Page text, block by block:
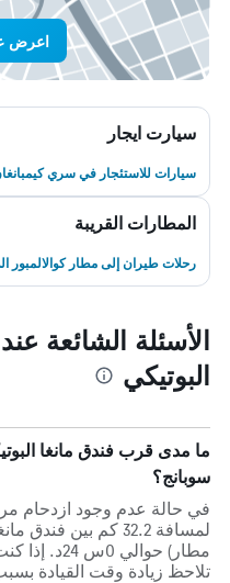
اعرض
سيارت ايجار
سيارات للاستئجار في سري
المطارات القريبة
رحلات طيران إلى مطار كوالالمبور
الأسئلة الشائعة
البوتيكي
ما مدى قرب فندق مانغا
سوبانج؟
في حالة عدم وجود ازدحام
لمسافة 32.2 كم بين
مطار)
تلاحظ زيادة وقت القيادة